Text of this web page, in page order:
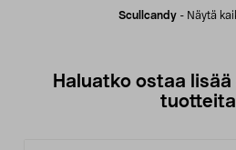
Scullcandy- Näytä
Haluatko ostaa